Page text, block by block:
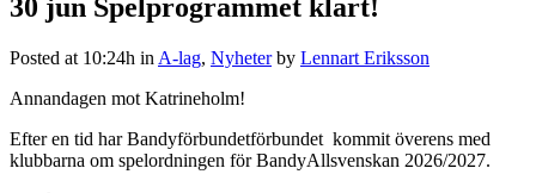
30 jun Spelprogrammet klart!
Posted at 10:24h in A-lag, Nyheter by Lennart Eriksson
Annandagen mot Katrineholm!
Efter en tid har Bandyförbundetförbundet kommit överens med
klubbarna om spelordningen för BandyAllsvenskan 2026/2027.